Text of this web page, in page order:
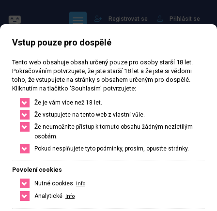
Přihlásit se
Registrovat se
Kelly
71 592 zhlédnutí
let 169
Praha, Hlavní město Praha, Česká republika
Řekněte že voláte z webu www.privatzone.com
Vstup pouze pro dospělé
Tento web obsahuje obsah určený pouze pro osoby starší 18 let.
Pokračováním potvrzujete, že jste starší 18 let a že jste si vědomi
toho, že vstupujete na stránky s obsahem určeným pro dospělé.
Kliknutím na tlačítko 'Souhlasím' potvrzujete:
Že je vám více než 18 let.
Že vstupujete na tento web z vlastní vůle.
Že neumožníte přístup k tomuto obsahu žádným nezletilým
osobám.
Pokud nesplňujete tyto podmínky, prosím, opusťte stránky.
Povolení cookies
Nutné cookies
Info
Analytické Info